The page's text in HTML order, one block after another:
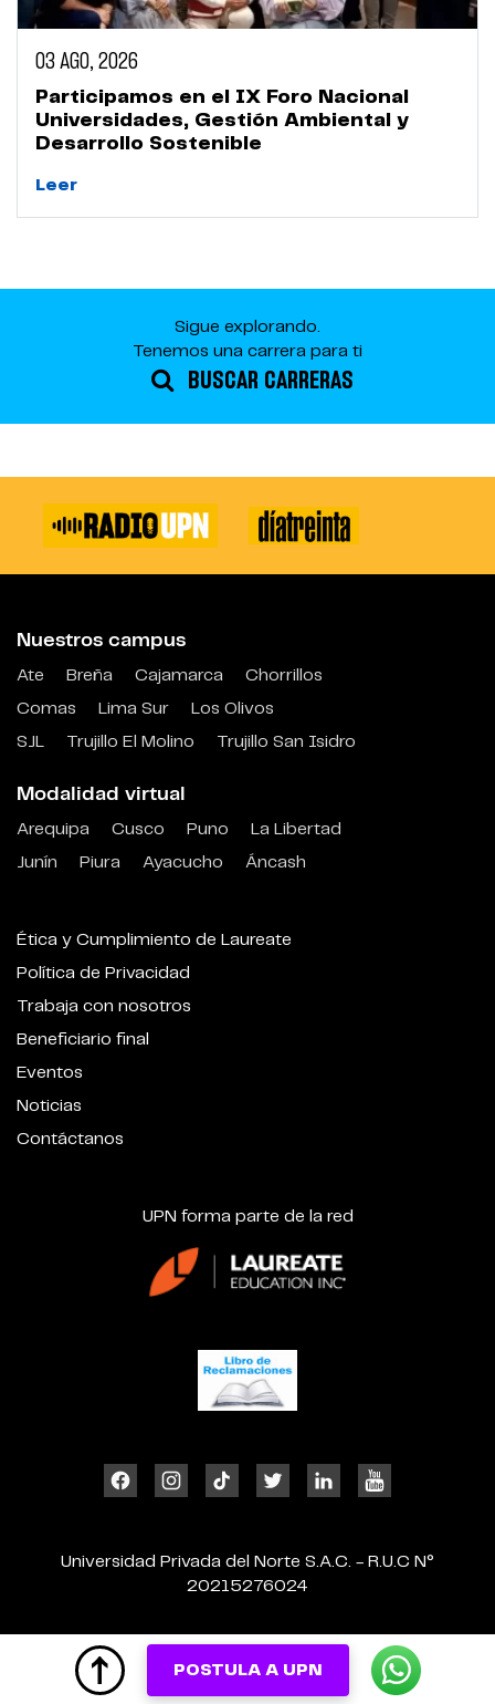
03 AGO, 2026
Participamos en el IX Foro Nacional
Universidades, Gestión Ambiental y
Desarrollo Sostenible
Leer
Sigue explorando.
Tenemos una carrera para ti
BUSCAR CARRERAS
Nuestros campus
Ate Breña Cajamarca
Chorrillos
Comas
Lima Sur
Los Olivos
SJL
Trujillo El Molino Trujillo San Isidro
Modalidad virtual
Arequipa Cusco Puno
La Libertad
Junín
Piura Ayacucho Áncash
Ética y Cumplimiento de Laureate
Política de Privacidad
Trabaja con nosotros
Beneficiario final
Eventos
Noticias
Contáctanos
UPN forma parte de la red
Universidad Privada del Norte S.A.C. - R.U.C N°
20215276024
POSTULA A UPN